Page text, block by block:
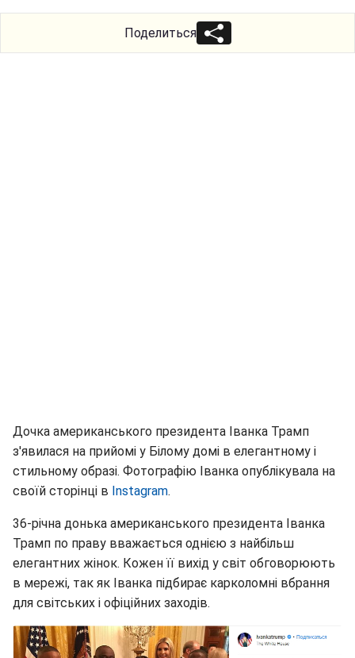
Поделиться
Дочка американського президента Іванка Трамп
з'явилася на прийомі у Білому домі в елегантному і
стильному образі. Фотографію Іванка опублікувала на
своїй сторінці в Instagram.
36-річна донька американського президента Іванка
Трамп по праву вважається однією з найбільш
елегантних жінок. Кожен її вихід у світ обговорюють
в мережі, так як Іванка підбирає карколомні вбрання
для світських і офіційних заходів.